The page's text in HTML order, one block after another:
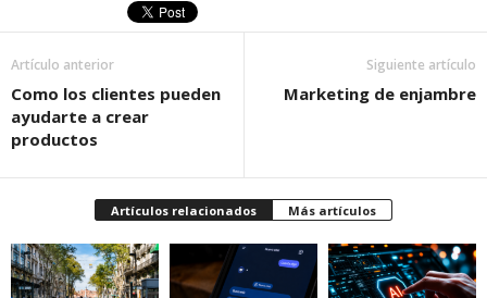
Artículo anterior
Como los clientes pueden
ayudarte a crear
productos
Siguiente artículo
Marketing de enjambre
Artículos relacionados Más artículos